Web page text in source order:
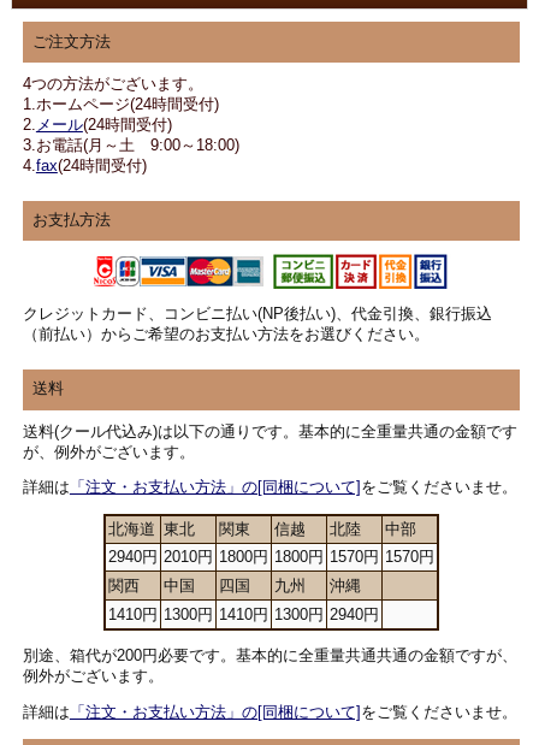
ご注文方法
4つの方法がございます。
1.ホームページ(24時間受付)
2. メール(24時間受付)
3.お電話(月～土 9:00～18:00)
4. fax(24時間受付)
お支払方法
クレジットカード、コンビニ払い(NP後払い)、代金引換、銀行振込
（前払い）からご希望のお支払い方法をお選びください。
送料
送料(クール代込み)は以下の通りです。基本的に全重量共通の金額です
が、例外がございます。
詳細は 「注文・お支払い方法」の[同梱について] をご覧くださいませ。
北海道 東北 関東 信越 北陸
中部
2940円 2010円 1800円 1800円 1570円 1570円
関西
中国 四国 九州
沖縄
1410円 1300円 1410円 1300円 2940円
別途、箱代が200円必要です。基本的に全重量共通共通の金額ですが、
例外がございます。
詳細は 「注文・お支払い方法」の[同梱について] をご覧くださいませ。